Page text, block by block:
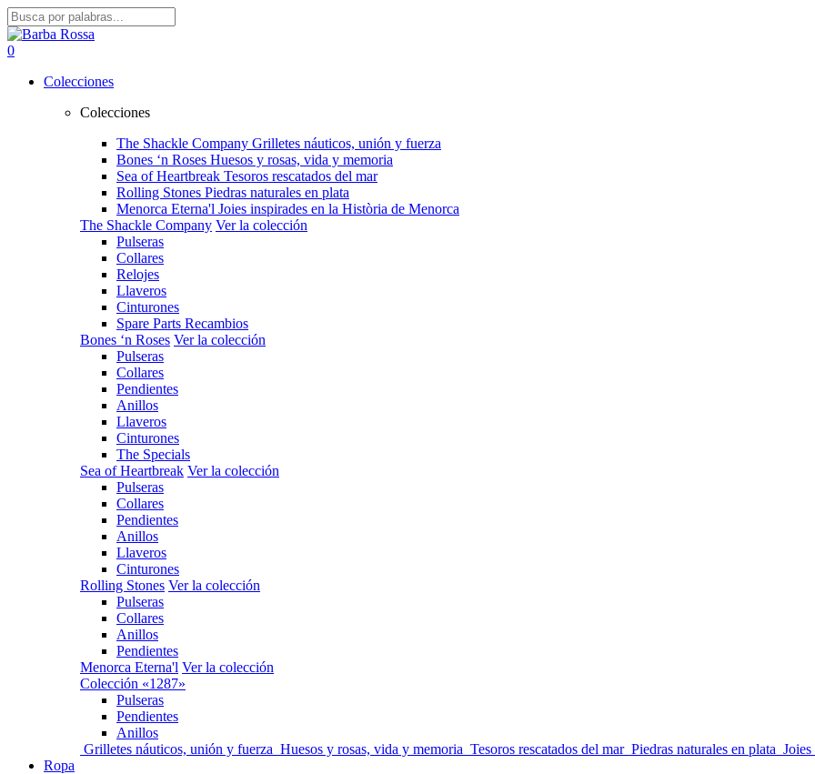
Skip
to
main
Close
Search
search
account
0
Colecciones
Colecciones
The Shackle Company Grilletes náuticos, unión y fuerza
Bones ‘n Roses Huesos y rosas, vida y memoria
Sea of Heartbreak Tesoros rescatados del mar
Rolling Stones Piedras naturales en plata
Menorca Eterna'l Joies inspirades en la Història de Menorca
The Shackle Company Ver la colección
Pulseras
Collares
Relojes
Llaveros
Cinturones
Spare Parts Recambios
Bones ‘n Roses Ver la colección
Pulseras
Collares
Pendientes
Anillos
Llaveros
Cinturones
The Specials
Sea of Heartbreak Ver la colección
Pulseras
Collares
Pendientes
Anillos
Llaveros
Cinturones
Rolling Stones Ver la colección
Pulseras
Collares
Anillos
Pendientes
Menorca Eterna'l Ver la colección
Colección «1287»
Pulseras
Pendientes
Anillos
Grilletes náuticos, unión y fuerza Huesos y rosas, vida y memoria Tesoros rescatados del mar Piedras naturales en plata
Ropa